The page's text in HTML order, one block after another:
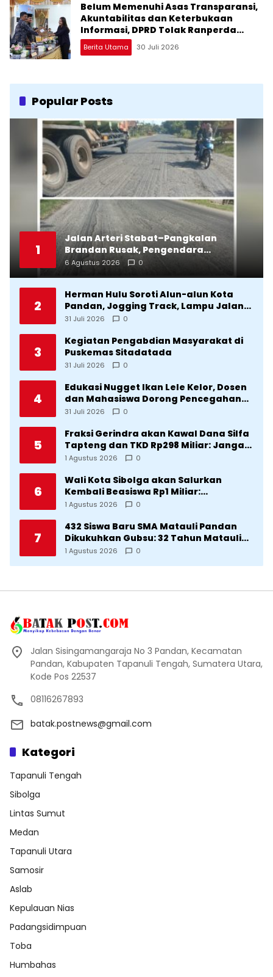
Belum Memenuhi Asas Transparansi,
Akuntabilitas dan Keterbukaan
Informasi, DPRD Tolak Ranperda
Pertanggungjawaban APBD Tapteng
2025
Berita Utama 30 Juli 2026
Popular Posts
1
Jalan Arteri Stabat–Pangkalan
Brandan Rusak, Pengendara
Terancam Celaka
6 Agustus 2026 0
2
Herman Hulu Soroti Alun-alun Kota
Pandan, Jogging Track, Lampu Jalan
Lingkar Kota yang Tak Terurus
31 Juli 2026 0
3
Kegiatan Pengabdian Masyarakat di
Puskemas Sitadatada
31 Juli 2026 0
4
Edukasi Nugget Ikan Lele Kelor, Dosen
dan Mahasiswa Dorong Pencegahan
Stunting di Desa Silangkitang
31 Juli 2026 0
5
Fraksi Gerindra akan Kawal Dana Silfa
Tapteng dan TKD Rp298 Miliar: Jangan
Sampai Pekerjaan Pusat dan Provinsi
1 Agustus 2026 0
6
Wali Kota Sibolga akan Salurkan
Kembali Beasiswa Rp1 Miliar:
Diproritaskan Mahasiswa Korban
1 Agustus 2026 0
7
432 Siswa Baru SMA Matauli Pandan
Dikukuhkan Gubsu: 32 Tahun Matauli
Cetak SDM Unggul
1 Agustus 2026 0
Jalan Sisingamangaraja No 3 Pandan, Kecamatan
Pandan, Kabupaten Tapanuli Tengah, Sumatera Utara,
Kode Pos 22537
08116267893
batak.postnews@gmail.com
Kategori
Tapanuli Tengah
Sibolga
Lintas Sumut
Medan
Tapanuli Utara
Samosir
Aslab
Kepulauan Nias
Padangsidimpuan
Toba
Humbahas